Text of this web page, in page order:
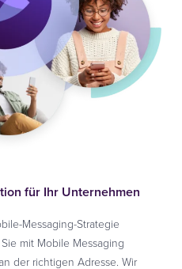
für Ihr Unternehmen
Messaging-Strategie
mit Mobile Messaging
der richtigen Adresse. Wir